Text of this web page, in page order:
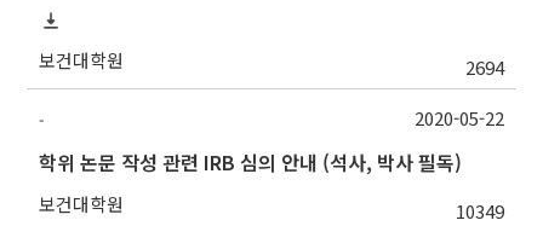
보건대학원 2694
-
학위 논문 작성 관련 IRB 심의 안내 (석사, 박사 필독)
보건대학원 10349
2020-05-22